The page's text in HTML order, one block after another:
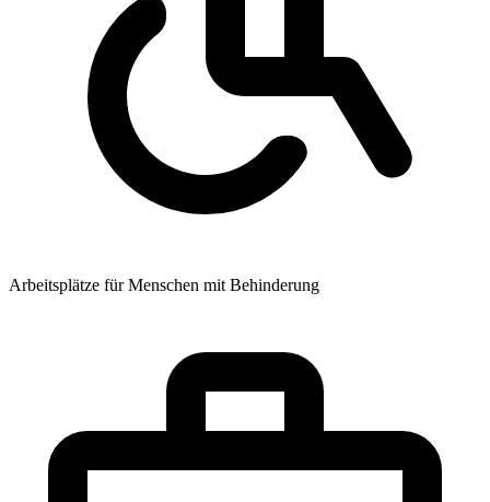
Arbeitsplätze für Menschen mit Behinderung